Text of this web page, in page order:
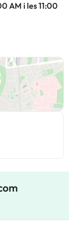
AM i les 11:00